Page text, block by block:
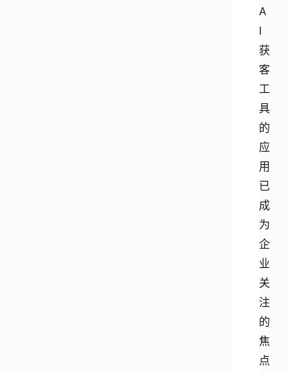
A
I
获
客
工
具
的
应
用
已
成
为
企
业
关
注
的
焦
点